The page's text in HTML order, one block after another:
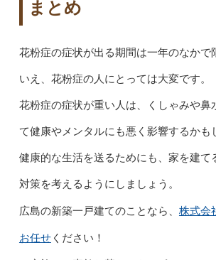
まとめ
花粉症の症状が出る期間は一年のなかで
いえ、花粉症の人にとっては大変です。
花粉症の症状が重い人は、くしゃみや鼻
て健康やメンタルにも悪く影響するかも
健康的な生活を送るためにも、家を建て
対策を考えるようにしましょう。
広島の新築一戸建てのことなら、 株式会
お任せください！